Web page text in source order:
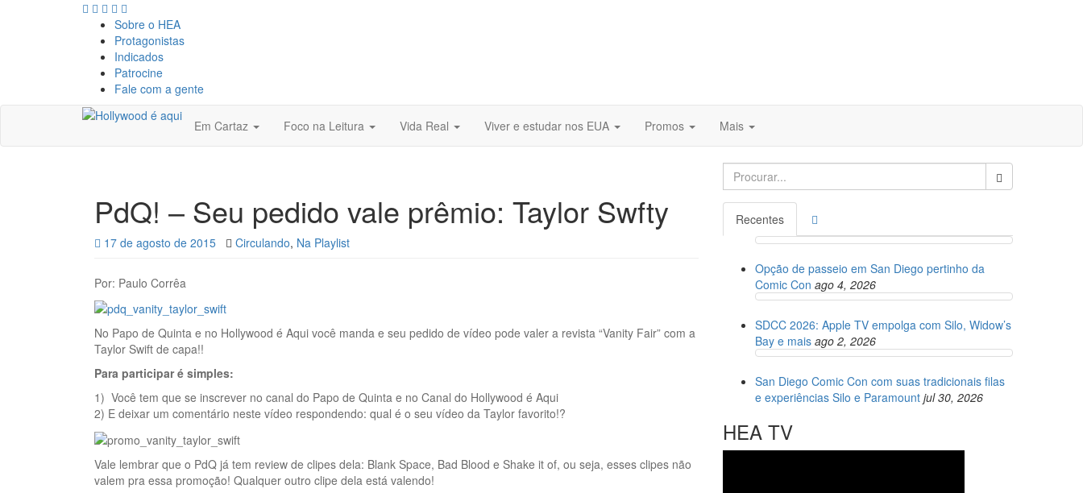
Sobre o HEA
Protagonistas
Indicados
Patrocine
Fale com a gente
Em Cartaz Foco na Leitura Vida Real Viver e estudar nos EUA Promos Mais
PdQ! – Seu pedido vale prêmio: Taylor Swfty
17 de agosto de 2015 Circulando, Na Playlist
Por: Paulo Corrêa
No Papo de Quinta e no Hollywood é Aqui você manda e seu pedido de vídeo pode valer a revista “Vanity Fair” com a
Taylor Swift de capa!!
Para participar é simples:
1) Você tem que se inscrever no canal do Papo de Quinta e no Canal do Hollywood é Aqui
2) E deixar um comentário neste vídeo respondendo: qual é o seu vídeo da Taylor favorito!?
Vale lembrar que o PdQ já tem review de clipes dela: Blank Space, Bad Blood e Shake it of, ou seja, esses clipes não
valem pra essa promoção! Qualquer outro clipe dela está valendo!
Search
for:
Recentes
Opção de passeio em San Diego pertinho da
Comic Con ago 4, 2026
SDCC 2026: Apple TV empolga com Silo, Widow’s
Bay e mais ago 2, 2026
San Diego Comic Con com suas tradicionais filas
e experiências Silo e Paramount jul 30, 2026
HEA TV